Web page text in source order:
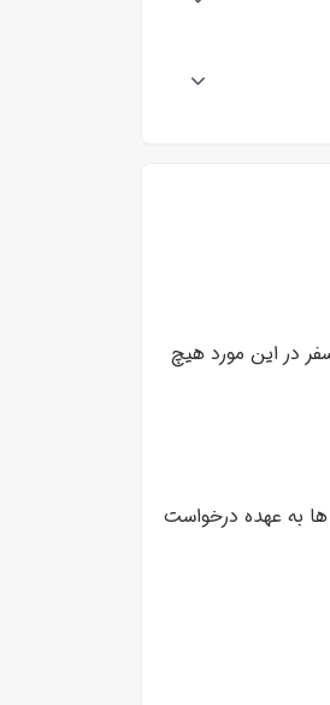
پا سفر در این مورد هیچ
ها به عهده درخواست